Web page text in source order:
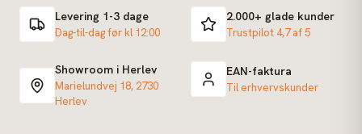
Levering 1-3 dage
Dag-til-dag før kl 12:00
2.000+ glade kunder
Trustpilot 4,7 af 5
Showroom i Herlev
Marielundvej 18, 2730
Herlev
EAN-faktura
Til erhvervskunder